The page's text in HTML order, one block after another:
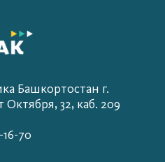
Башкортостан г.
32, каб. 209
70